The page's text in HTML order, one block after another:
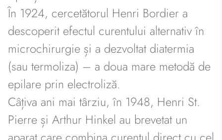
În 1924, cercetătorul Henri Bordier a
descoperit efectul curentului alternativ în
microchirurgie și a dezvoltat diatermia
(sau termoliza) – a doua mare metodă de
epilare prin electroliză.
Câțiva ani mai târziu, în 1948, Henri St.
Pierre și Arthur Hinkel au brevetat un